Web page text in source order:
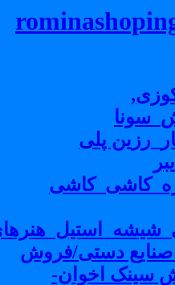
پلی
دستی/فروش
اخوان-